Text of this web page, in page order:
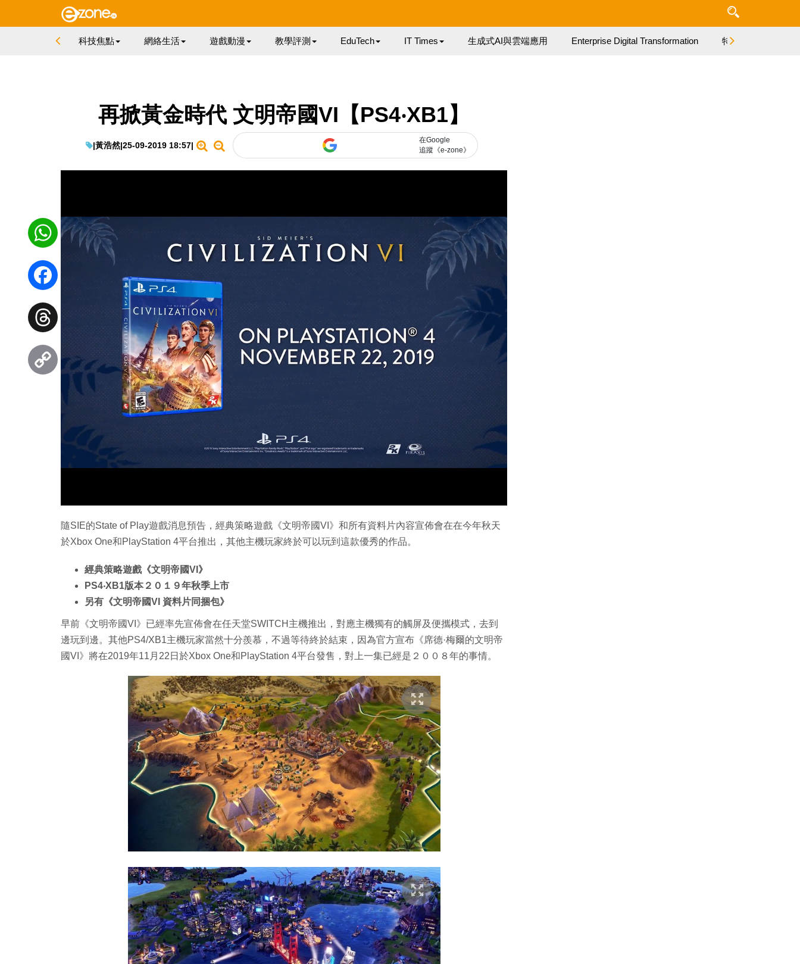
科技焦點 網絡生活 遊戲動漫 教學評測 EduTech IT Times 生成式AI與雲端應用 Enterprise Digital Transformation 特集
再掀黃金時代 文明帝國VI【PS4‧XB1】
|黃浩然|25-09-2019 18:57|
在Google
追蹤《e-zone》
隨SIE的State of Play遊戲消息預告，經典策略遊戲《文明帝國VI》和所有資料片內容宣佈會在在今年秋天
於Xbox One和PlayStation 4平台推出，其他主機玩家終於可以玩到這款優秀的作品。
經典策略遊戲《文明帝國VI》
PS4‧XB1版本２０１９年秋季上市
另有《文明帝國VI 資料片同捆包》
早前《文明帝國VI》已經率先宣佈會在任天堂SWITCH主機推出，對應主機獨有的觸屏及便攜模式，去到
邊玩到邊。其他PS4/XB1主機玩家當然十分羨慕，不過等待終於結束，因為官方宣布《席德·梅爾的文明帝
國VI》將在2019年11月22日於Xbox One和PlayStation 4平台發售，對上一集已經是２００８年的事情。
WhatsApp
Facebook
Threads
Copy